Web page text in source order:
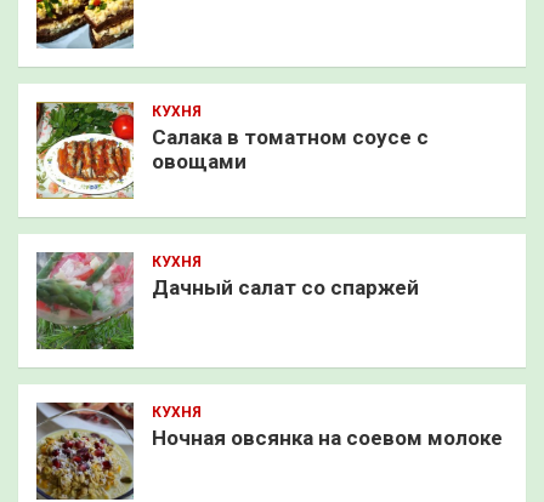
КУХНЯ
Салака в томатном соусе с
овощами
КУХНЯ
Дачный салат со спаржей
КУХНЯ
Ночная овсянка на соевом молоке